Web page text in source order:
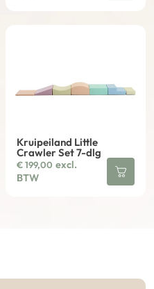
Kruipeiland Little
Crawler Set 7-dlg
€199,00 excl.
BTW